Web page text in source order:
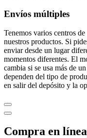
Envíos múltiples
Tenemos varios centros
nuestros productos. Si
enviar desde un lugar
momentos diferentes. El
cambia si se usa más de
dependen del tipo de
en salir del depósito y la
Compra en